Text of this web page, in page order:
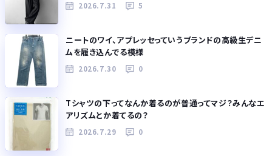
2026.7.31 5
ニートのワイ、アプレッセっていうブランドの高級生デニ
ムを履き込んでる模様
2026.7.30 0
Tシャツの下ってなんか着るのが普通ってマジ？みんなエ
アリズムとか着てるの？
2026.7.29 0